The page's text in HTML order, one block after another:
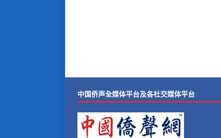
中国侨声全媒体平台及各社交媒体平台